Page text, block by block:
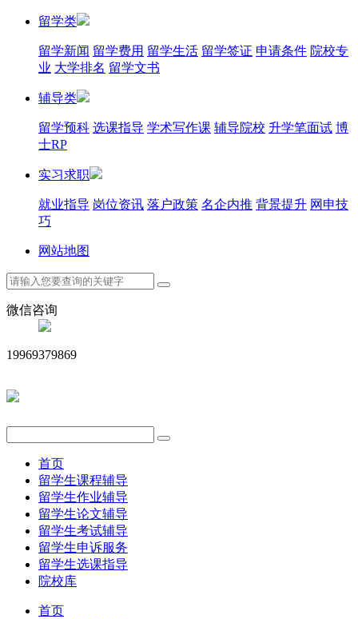
留学类
留学新闻 留学费用 留学生活 留学签证 申请条件 院校专
业 大学排名 留学文书
辅导类
留学预科 选课指导 学术写作课 辅导院校 升学笔面试 博
士RP
实习求职
就业指导 岗位资讯 落户政策 名企内推 背景提升 网申技
巧
网站地图
微信咨询
19969379869
首页
留学生课程辅导
留学生作业辅导
留学生论文辅导
留学生考试辅导
留学生申诉服务
留学生选课指导
院校库
首页